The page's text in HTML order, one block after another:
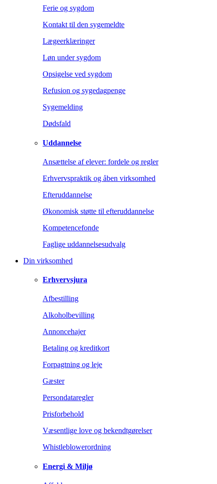
Ferie og sygdom
Kontakt til den sygemeldte
Lægeerklæringer
Løn under sygdom
Opsigelse ved sygdom
Refusion og sygedagpenge
Sygemelding
Dødsfald
Uddannelse
Ansættelse af elever: fordele og regler
Erhvervspraktik og åben virksomhed
Efteruddannelse
Økonomisk støtte til efteruddannelse
Kompetencefonde
Faglige uddannelsesudvalg
Din virksomhed
Erhvervsjura
Afbestilling
Alkoholbevilling
Annoncehajer
Betaling og kreditkort
Forpagtning og leje
Gæster
Persondataregler
Prisforbehold
Væsentlige love og bekendtgørelser
Whistleblowerordning
Energi & Miljø